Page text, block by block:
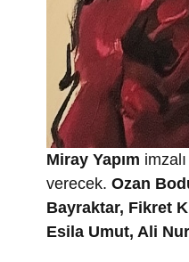
Miray Yapım
verecek. Ozan
Bayraktar, Fikret
Esila Umut, Ali